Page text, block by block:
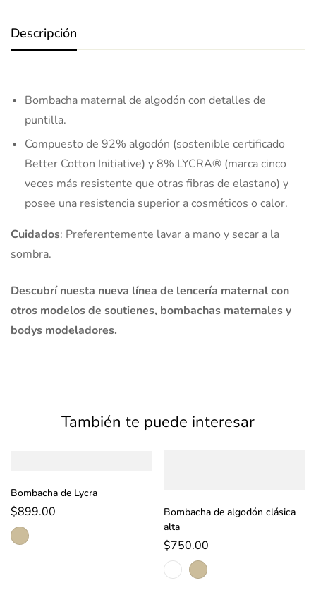
Descripción
Bombacha maternal de algodón con detalles de
puntilla.
Compuesto de 92% algodón (sostenible certificado
Better Cotton Initiative) y 8% LYCRA® (marca cinco
veces más resistente que otras fibras de elastano) y
posee una resistencia superior a cosméticos o calor.
Cuidados: Preferentemente lavar a mano y secar a la
sombra.
Descubrí nuesta nueva línea de lencería maternal con
otros modelos de soutienes, bombachas maternales y
bodys modeladores.
También te puede interesar
Bombacha de Lycra
$899.00
Bombacha de algodón clásica
alta
$750.00